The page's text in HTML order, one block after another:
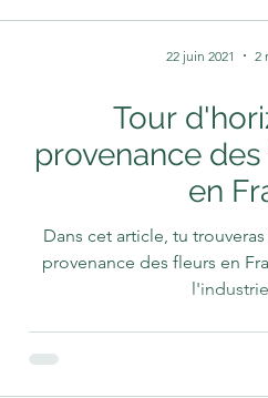
Tour
provenance
en
Dans cet article, tu
provenance des fleurs en
22 juin 2021 2